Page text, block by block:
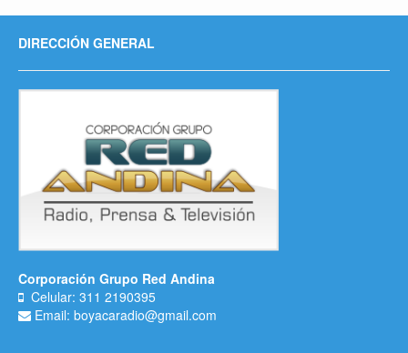
DIRECCIÓN GENERAL
Corporación Grupo Red Andina
Celular: 311 2190395
Email: boyacaradio@gmail.com